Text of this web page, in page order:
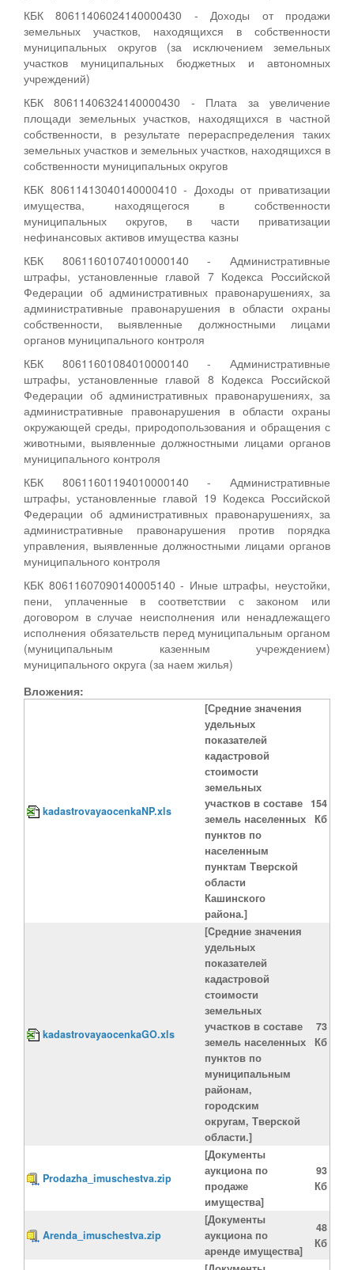
КБК 80611406024140000430 - Доходы от продажи
земельных участков, находящихся в собственности
муниципальных округов (за исключением земельных
участков муниципальных бюджетных и автономных
учреждений)
КБК 80611406324140000430 - Плата за увеличение
площади земельных участков, находящихся в частной
собственности, в результате перераспределения таких
земельных участков и земельных участков, находящихся в
собственности муниципальных округов
КБК 80611413040140000410 - Доходы от приватизации
имущества, находящегося в собственности
муниципальных округов, в части приватизации
нефинансовых активов имущества казны
КБК 80611601074010000140 - Административные
штрафы, установленные главой 7 Кодекса Российской
Федерации об административных правонарушениях, за
административные правонарушения в области охраны
собственности, выявленные должностными лицами
органов муниципального контроля
КБК 80611601084010000140 - Административные
штрафы, установленные главой 8 Кодекса Российской
Федерации об административных правонарушениях, за
административные правонарушения в области охраны
окружающей среды, природопользования и обращения с
животными, выявленные должностными лицами органов
муниципального контроля
КБК 80611601194010000140 - Административные
штрафы, установленные главой 19 Кодекса Российской
Федерации об административных правонарушениях, за
административные правонарушения против порядка
управления, выявленные должностными лицами органов
муниципального контроля
КБК 80611607090140005140 - Иные штрафы, неустойки,
пени, уплаченные в соответствии с законом или
договором в случае неисполнения или ненадлежащего
исполнения обязательств перед муниципальным органом
(муниципальным казенным учреждением)
муниципального округа (за наем жилья)
Вложения:
kadastrovayaocenkaNP.xls
[Средние значения
удельных
показателей
кадастровой
стоимости
земельных
участков в составе
земель населенных
пунктов по
населенным
пунктам Тверской
области
Кашинского
района.]
154
Кб
kadastrovayaocenkaGO.xls
[Cредние значения
удельных
показателей
кадастровой
стоимости
земельных
участков в составе
земель населенных
пунктов по
муниципальным
районам,
городским
округам, Тверской
области.]
73
Кб
Prodazha_imuschestva.zip
[Документы
аукциона по
продаже
имущества]
93
Кб
Arenda_imuschestva.zip
[Документы
аукциона по
аренде имущества]
48
Кб